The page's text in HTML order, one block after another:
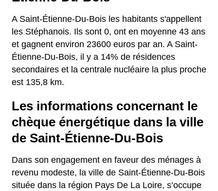
A Saint-Étienne-Du-Bois les habitants s'appellent
les Stéphanois. Ils sont 0, ont en moyenne 43 ans
et gagnent environ 23600 euros par an. A Saint-
Étienne-Du-Bois, il y a 14% de résidences
secondaires et la centrale nucléaire la plus proche
est 135,8 km.
Les informations concernant le
chèque énergétique dans la ville
de Saint-Étienne-Du-Bois
Dans son engagement en faveur des ménages à
revenu modeste, la ville de Saint-Étienne-Du-Bois
située dans la région Pays De La Loire, s’occupe